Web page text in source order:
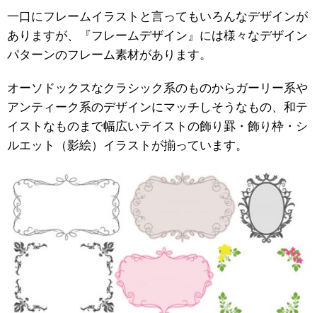
一口にフレームイラストと言ってもいろんなデザインが
ありますが、『フレームデザイン』には様々なデザイン
パターンのフレーム素材があります。
オーソドックスなクラシック系のものからガーリー系や
アンティーク系のデザインにマッチしそうなもの、和テ
イストなものまで幅広いテイストの飾り罫・飾り枠・シ
ルエット（影絵）イラストが揃っています。